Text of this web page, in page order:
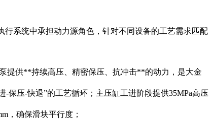
系统中承担动力源角色，针对不同设备的工艺需求匹配
提供**持续高压、精密保压、抗冲击**的动力，是大金
保压-快退”的工艺循环；主压缸工进阶段提供35MPa高压
，确保滑块平行度；